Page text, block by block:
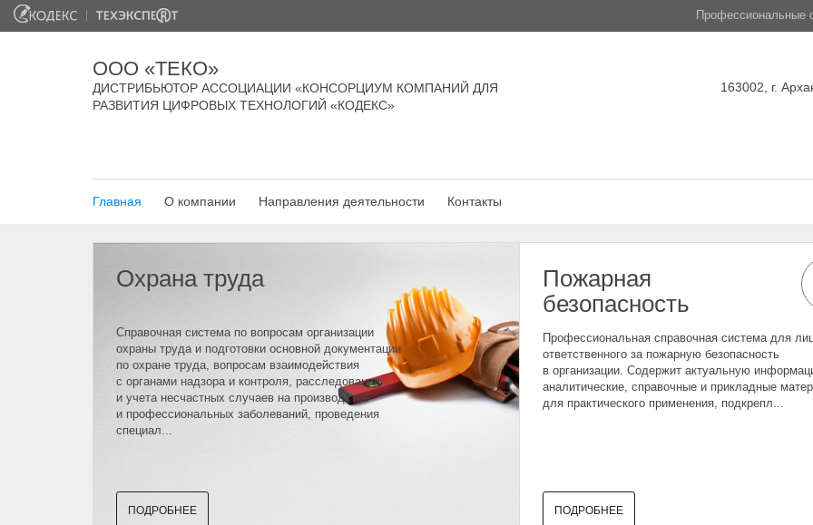
Профессиональные
ООО «ТЕКО»
ДИСТРИБЬЮТОР АССОЦИАЦИИ «КОНСОРЦИУМ КОМПАНИЙ ДЛЯ
РАЗВИТИЯ ЦИФРОВЫХ ТЕХНОЛОГИЙ «КОДЕКС»
163002, г.
Главная О компании Направления деятельности Контакты
Охрана труда
Справочная система по вопросам организации
охраны труда и подготовки основной документации
по охране труда, вопросам взаимодействия
с органами надзора и контроля, расследования
и учета несчастных случаев на производстве
и профессиональных заболеваний, проведения
специал...
ПОДРОБНЕЕ
Пожарная
безопасность
Профессиональная справочная система для
ответственного за пожарную безопасность
в организации. Содержит актуальную
аналитические, справочные и прикладные
для практического применения, подкрепл...
ПОДРОБНЕЕ